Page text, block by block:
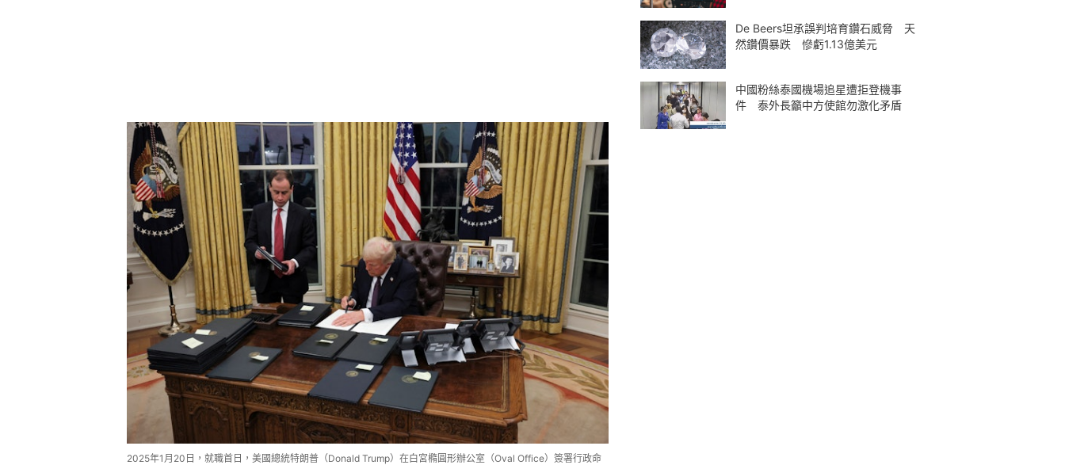
2025年1月20日，就職首日，美國總統特朗普（Donald Trump）在白宮橢圓形辦公室（Oval Office）簽署行政命
De Beers坦承誤判培育鑽石威脅 天
然鑽價暴跌 慘虧1.13億美元
中國粉絲泰國機場追星遭拒登機事
件 泰外長籲中方使館勿激化矛盾